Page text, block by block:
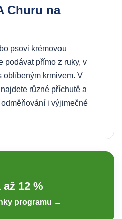
Churu na
psovi krémovou
podávat přímo z ruky, v
oblíbeným krmivem. V
různé příchutě a
i výjimečné
12 %
programu →